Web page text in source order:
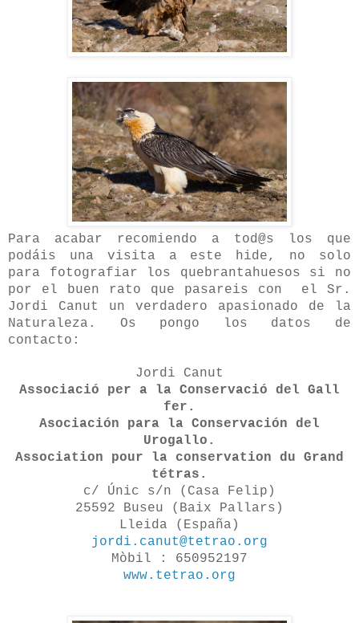
Para acabar recomiendo a tod@s los que
podáis una visita a este hide, no solo
para fotografiar los quebrantahuesos si no
por el buen rato que pasareis con el Sr.
Jordi Canut un verdadero apasionado de la
Naturaleza. Os pongo los datos de
contacto:
Jordi Canut
Associació per a la Conservació del Gall
fer.
Asociación para la Conservación del
Urogallo .
Association pour la conservation du Grand
tétras.
c/ Únic s/n (Casa Felip)
25592 Buseu (Baix Pallars)
Lleida (España)
jordi.canut@tetrao.org
Mòbil : 650952197
www.tetrao.org